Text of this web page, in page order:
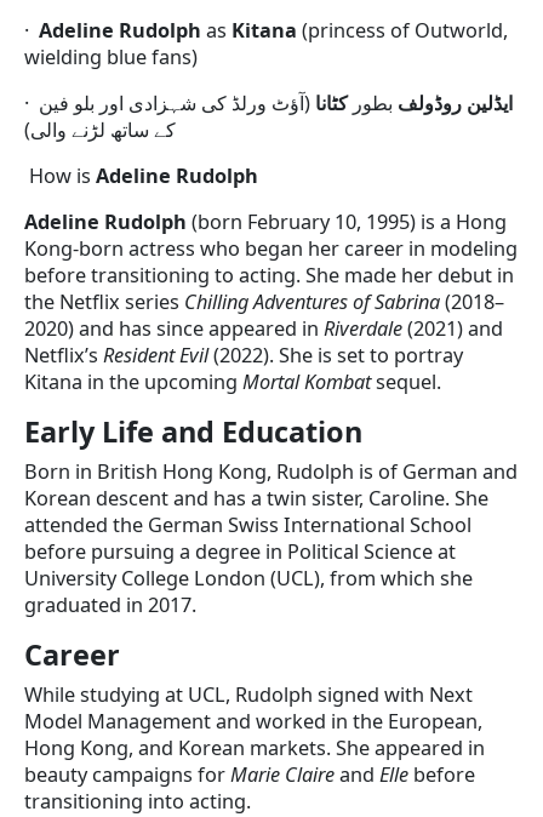
· Adeline Rudolph as Kitana (princess of Outworld,
wielding blue fans)
·
ایڈلین روڈولف بطورکٹانا (آؤٹ ورلڈ کی شہزادی اور بلو فین
کے ساتھ لڑنے والی)
How is Adeline Rudolph
Adeline Rudolph (born February 10, 1995) is a Hong
Kong-born actress who began her career in modeling
before transitioning to acting. She made her debut in
the Netflix series Chilling Adventures of Sabrina(2018–
2020) and has since appeared in Riverdale(2021) and
Netflix’s Resident Evil(2022). She is set to portray
Kitana in the upcoming Mortal Kombatsequel.
Early Life and Education
Born in British Hong Kong, Rudolph is of German and
Korean descent and has a twin sister, Caroline. She
attended the German Swiss International School
before pursuing a degree in Political Science at
University College London (UCL), from which she
graduated in 2017.
Career
While studying at UCL, Rudolph signed with Next
Model Management and worked in the European,
Hong Kong, and Korean markets. She appeared in
beauty campaigns forMarie Claireand Elle before
transitioning into acting.